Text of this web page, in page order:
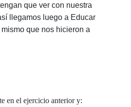
que ver con nuestra
llegamos luego a Educar
que nos hicieron a
en el ejercicio anterior y: